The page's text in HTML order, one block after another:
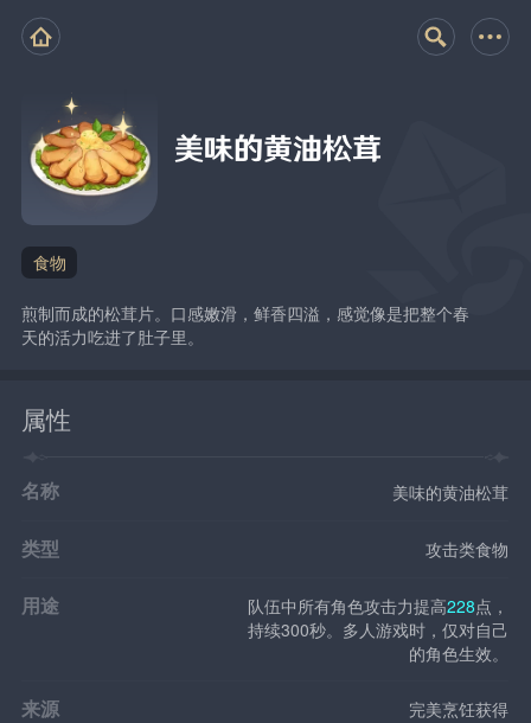
美味的黄油松茸
食物
煎制而成的松茸片。口感嫩滑，鲜香四溢，感觉像是把整个春
天的活力吃进了肚子里。
属性
名称 美味的黄油松茸
类型 攻击类食物
用途 队伍中所有角色攻击力提高228点，
持续300秒。多人游戏时，仅对自己
的角色生效。
来源 完美烹饪获得